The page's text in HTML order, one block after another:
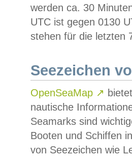
werden ca. 30
UTC ist gegen 0130
stehen für die letzten
Seezeichen
OpenSeaMap ↗
nautische
Seamarks sind
Booten und Schiffen
von Seezeichen wie